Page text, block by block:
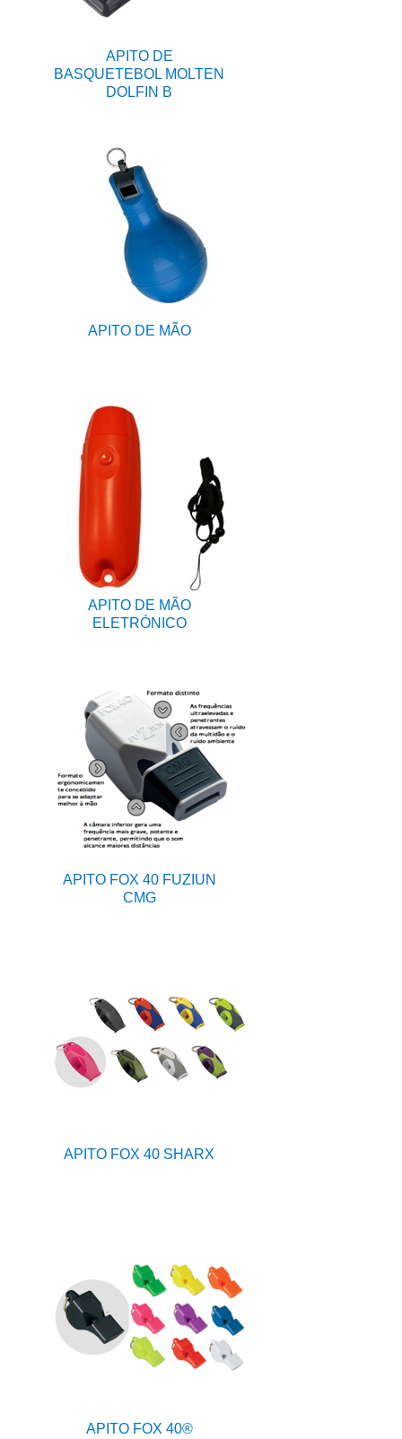
APITO DE
BASQUETEBOL MOLTEN
DOLFIN B
APITO DE MÃO
APITO DE MÃO
ELETRÓNICO
APITO FOX 40 FUZIUN
CMG
APITO FOX 40 SHARX
APITO FOX 40®